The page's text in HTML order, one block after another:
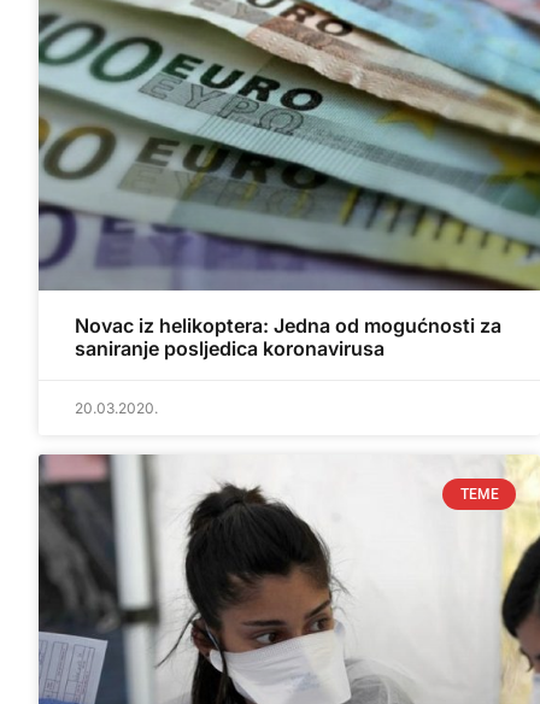
Novac iz helikoptera: Jedna od mogućnosti za
saniranje posljedica koronavirusa
20.03.2020.
TEME